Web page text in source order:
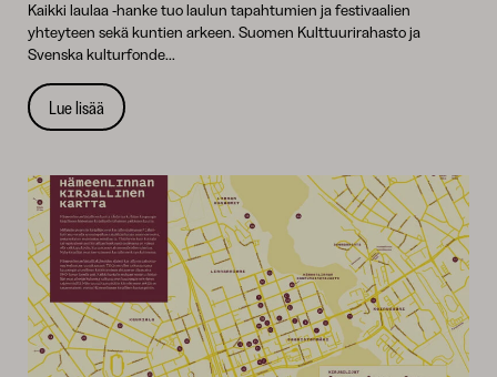
Kaikki laulaa -hanke tuo laulun tapahtumien ja festivaalien
yhteyteen sekä kuntien arkeen. Suomen Kulttuurirahasto ja
Svenska kulturfonde...
Lue lisää